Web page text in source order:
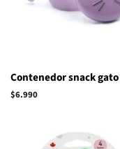
Contenedor snack gato
Precio
$6.990